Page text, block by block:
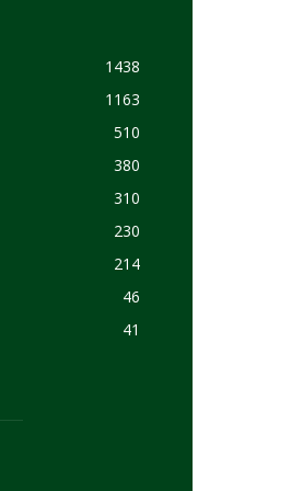
1438
1163
510
380
310
230
214
46
41